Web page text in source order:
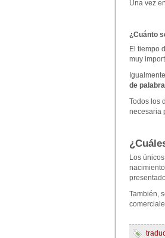
Una vez
¿Cuánto
El tiempo
muy
de
Todos los
necesaria
Los
También,